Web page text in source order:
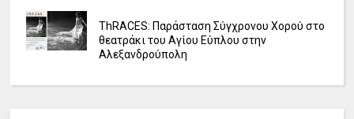
ΤhRACES: Παράσταση Σύγχρονου Χορού στο
θεατράκι του Αγίου Εύπλου στην
Αλεξανδρούπολη